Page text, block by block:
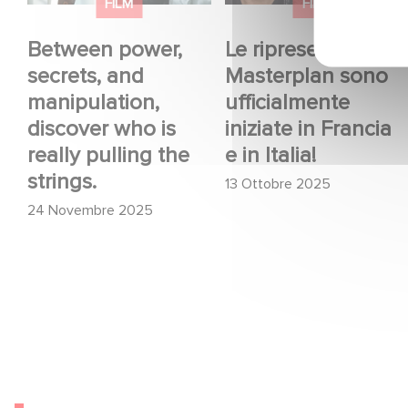
FILM
Between power,
secrets, and
manipulation,
discover who is
really pulling the
strings.
24 Novembre 2025
FILM
Le riprese di
Masterplan sono
ufficialmente
iniziate in Francia
e in Italia!
13 Ottobre 2025